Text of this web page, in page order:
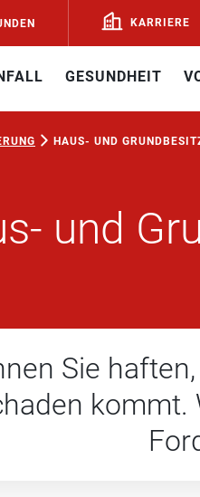
KARRIERE
GESUNDHEIT
HAUS- UND
und
Sie